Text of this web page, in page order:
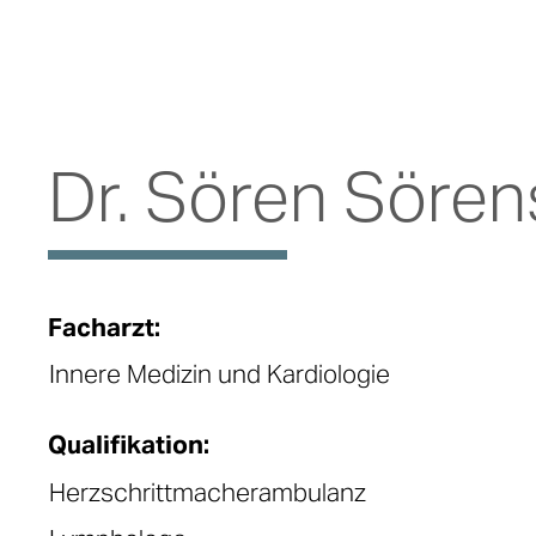
Dr. Sören
Facharzt:
Innere Medizin und Kardiologie
Qualifikation:
Herzschrittmacherambulanz